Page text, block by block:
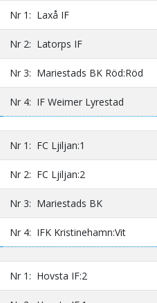
Nr 1: Laxå IF
Nr 2: Latorps IF
Nr 3: Mariestads BK Röd:Röd
Nr 4: IF Weimer Lyrestad
Nr 1: FC Ljiljan:1
Nr 2: FC Ljiljan:2
Nr 3: Mariestads BK
Nr 4: IFK Kristinehamn:Vit
Nr 1: Hovsta IF:2